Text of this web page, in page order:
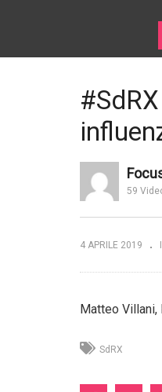
SGR –
59
4 APRILE 2019
Matteo Villani,
SdRX